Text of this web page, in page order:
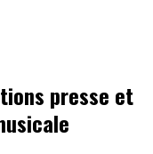
presse et